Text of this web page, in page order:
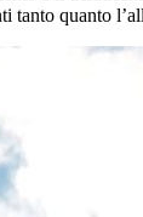
quanto